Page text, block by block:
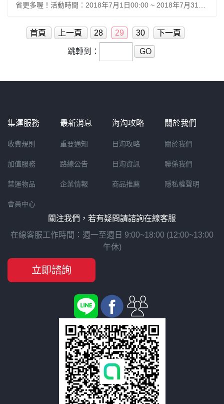
省更多喔！活動時間：2018年7月1日00:00 ~ 2018年7月31日
首頁 上一頁 28 29 30 下一頁
跳轉到： GO
集運服務
收費規則
加值服務
禁運物品
會員中心
最新消息
重要通知
路線公告
企業情報
海淘攻略
日淘攻略
日淘資訊
商品推薦
關於我們
關於我們
聯係我們
隱私權聲明
關注我們，若有疑問請諮詢在線客服
在線客服工作時間：週一至週日 9:00~18:00 (12:00~13:00
午休)
立即諮詢